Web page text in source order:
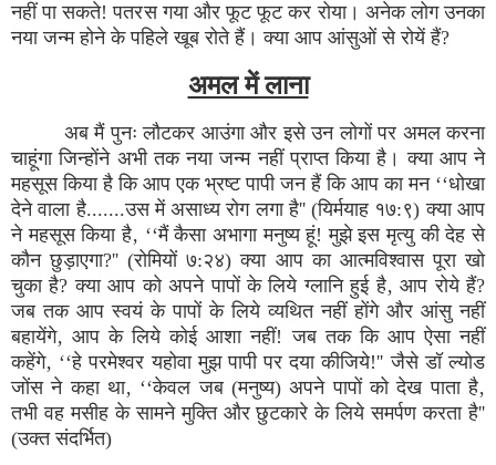
नहीं पा सकते! पतरस गया और फूट फूट कर रोया। अनेक लोग उनका
नया जन्म होने के पहिले खूब रोते हैं। क्या आप आंसुओं से रोयें हैं?
अमल में लाना
अब मैं पुनः लौटकर आउंगा और इसे उन लोगों पर अमल करना
चाहूंगा जिन्होंने अभी तक नया जन्म नहीं प्राप्त किया है। क्या आप ने
महसूस किया है कि आप एक भ्रष्ट पापी जन हैं कि आप का मन ‘‘धोखा
देने वाला है.......उस में असाध्य रोग लगा है'' (यिर्मयाह १७:९) क्या आप
ने महसूस किया है‚ ‘‘मैं कैसा अभागा मनुष्य हूं! मुझे इस मृत्यु की देह से
कौन छुड़ाएगा?'' (रोमियों ७:२४) क्या आप का आत्मविश्वास पूरा खो
चुका है? क्या आप को अपने पापों के लिये ग्लानि हुई है‚ आप रोये हैं?
जब तक आप स्वयं के पापों के लिये व्यथित नहीं होंगे और आंसु नहीं
बहायेंगे‚ आप के लिये कोई आशा नहीं! जब तक कि आप ऐसा नहीं
कहेंगे‚ ‘‘हे परमेश्वर यहोवा मुझ पापी पर दया कीजिये!'' जैसे डॉ ल्योड
जोंस ने कहा था‚ ‘‘केवल जब (मनुष्य) अपने पापों को देख पाता है‚
तभी वह मसीह के सामने मुक्ति और छुटकारे के लिये समर्पण करता है''
(उक्त संदर्भित)